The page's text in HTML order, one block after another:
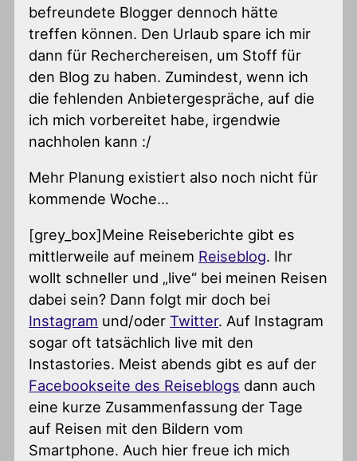
befreundete Blogger dennoch hätte
treffen können. Den Urlaub spare ich mir
dann für Recherchereisen, um Stoff für
den Blog zu haben. Zumindest, wenn ich
die fehlenden Anbietergespräche, auf die
ich mich vorbereitet habe, irgendwie
nachholen kann :/
Mehr Planung existiert also noch nicht für
kommende Woche…
[grey_box]Meine Reiseberichte gibt es
mittlerweile auf meinem Reiseblog. Ihr
wollt schneller und „live“ bei meinen Reisen
dabei sein? Dann folgt mir doch bei
Instagram und/oderTwitter. Auf Instagram
sogar oft tatsächlich live mit den
Instastories. Meist abends gibt es auf der
Facebookseite des Reiseblogs dann auch
eine kurze Zusammenfassung der Tage
auf Reisen mit den Bildern vom
Smartphone. Auch hier freue ich mich